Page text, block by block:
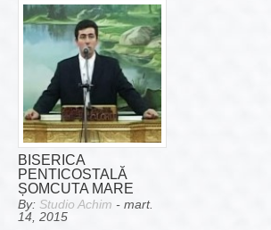
BISERICA
PENTICOSTALĂ
ȘOMCUTA MARE
By: Studio Achim - mart.
14, 2015